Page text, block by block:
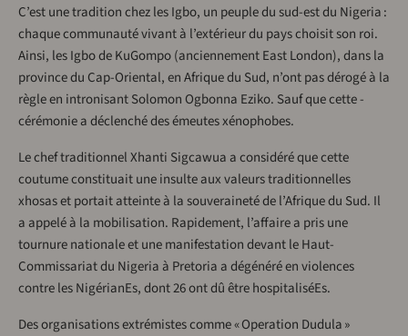
C’est une tradition chez les Igbo, un peuple du sud-est du Nigeria :
chaque communauté vivant à l’extérieur du pays choisit son roi.
Ainsi, les Igbo de KuGompo (anciennement East London), dans la
province du Cap-Oriental, en Afrique du Sud, n’ont pas dérogé à la
règle en intronisant Solomon Ogbonna Eziko. Sauf que cette ­
cérémonie a déclenché des émeutes xénophobes.
Le chef traditionnel Xhanti Sigcawua a considéré que cette
coutume constituait une insulte aux valeurs traditionnelles
xhosas et portait atteinte à la souveraineté de l’Afrique du Sud. Il
a appelé à la mobilisation. Rapidement, l’affaire a pris une
tournure nationale et une manifestation devant le Haut-
Commissariat du Nigeria à Pretoria a dégénéré en violences
contre les NigérianEs, dont 26 ont dû être hospitaliséEs.
Des organisations extrémistes comme « Operation Dudula »